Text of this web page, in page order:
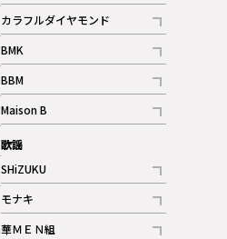
記事
カラフルダイヤモンド
記事
BMK
記事
BBM
記事
ギャラリー
Maison B
記事
歌謡
SHiZUKU
記事
モナキ
記事
華ＭＥＮ組